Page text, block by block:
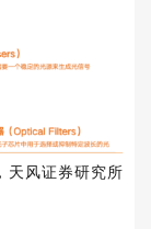
天风证券研究所